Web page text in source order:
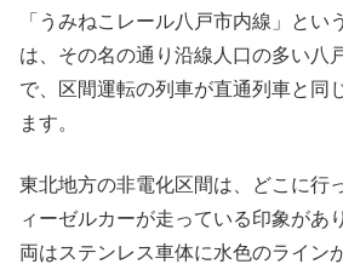
「うみねこレール八戸市内線」とい
は、その名の通り沿線人口の多い八
で、区間運転の列車が直通列車と同
ます。
東北地方の非電化区間は、どこに行
ィーゼルカーが走っている印象があ
両はステンレス車体に水色のライン